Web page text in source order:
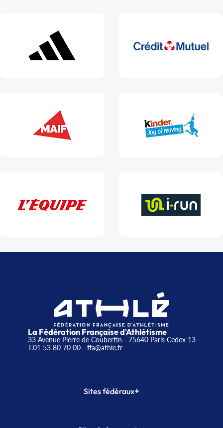
La Fédération Française d'Athlétisme
33 Avenue Pierre de Coubertin - 75640 Paris Cedex 13
T.01 53 80 70 00- ffa@athle.fr
Sites fédéraux+